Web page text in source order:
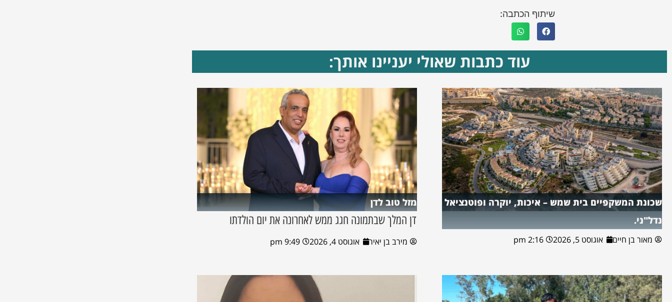
שיתוף הכתבה:
עוד כתבות שאולי יעניינו אותך:
שכונת המשקפיים בית שמש – איכות, יוקרה ופוטנציאל
נדל"ני.
מאור בן חיים אוגוסט 5, 2026 2:16 pm
מזל טוב לדן
דן המלך שבתמונה חגג ממש לאחרונה את יום הולדתו
מירב בן יאיר אוגוסט 4, 2026 9:49 pm